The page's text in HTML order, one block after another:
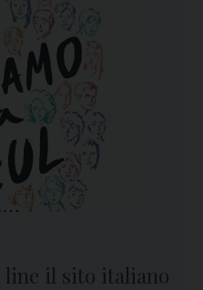
line il sito italiano